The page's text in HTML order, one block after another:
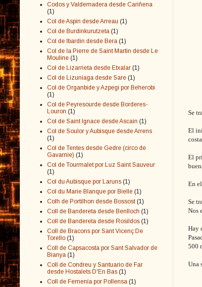
Se
El
El
En
Se
Nos
Hay
500
Una
Codos y Valdemadera desde Cariñena
(1)
Col de Aspin desde Arreau (1)
Col de Burdinkurutzeta (1)
Col de Ibardin desde Bera (1)
Col de la Pierre de Saint Martin desde Le
Mouline (1)
Col de Lizarrieta desde Etxalar (1)
Col de Lizuniaga desde Sare (1)
Col de Organbide y Azpegi por Beherobi
(1)
Col de Peyresourde desde Borderes-
Louron (1)
Col de Saint Ignace desde Ascain (1)
Col de Soulor y Aubisque desde Arrens
(1)
Col de Tentes desde Gedre (circo de
Gavarnie) (1)
Col de Tourmalet por Luz Saint Sauveur
(1)
Col du Aubisque por Laruns (1)
Col du Marie Blanque por Bielle (1)
Colh de Portilhon desde Bossost (1)
Coll de Bandereta desde Benlloch (1)
Coll de Bandereta desde Rosildos (1)
Coll de Bracons por Sant Vicenç De
Torello (1)
Coll de Capsacosta por Sant Salvador de
Bianya (1)
Coll de Condreu y Santuario de Far
desde Hostalets D'En Bas (1)
Coll de Femenía por Pollensa (1)